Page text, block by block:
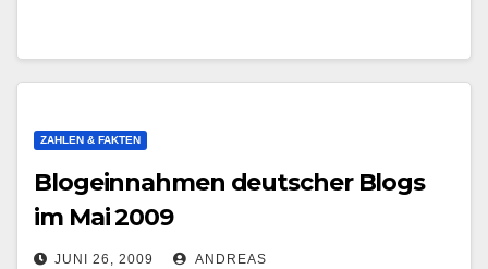
ZAHLEN & FAKTEN
Blogeinnahmen deutscher Blogs
im Mai 2009
JUNI 26, 2009 ANDREAS